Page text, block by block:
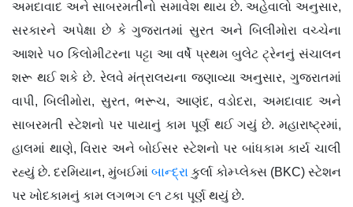
અમદાવાદ અને સાબરમતીનો સમાવેશ થાય છે. અહેવાલો અનુસાર,
સરકારને અપેક્ષા છે કે ગુજરાતમાં સુરત અને બિલીમોરા વચ્ચેના
આશરે ૫૦ કિલોમીટરના પટ્ટા આ વર્ષે પ્રથમ બુલેટ ટ્રેનનું સંચાલન
શરૂ થઈ શકે છે. રેલવે મંત્રાલયના જણાવ્યા અનુસાર, ગુજરાતમાં
વાપી, બિલીમોરા, સુરત, ભરૂચ, આણંદ, વડોદરા, અમદાવાદ અને
સાબરમતી સ્ટેશનો પર પાયાનું કામ પૂર્ણ થઈ ગયું છે. મહારાષ્ટ્રમાં,
હાલમાં થાણે, વિરાર અને બોઈસર સ્ટેશનો પર બાંધકામ કાર્ય ચાલી
રહ્યું છે. દરમિયાન, મુંબઈમાં બાન્દ્રા કુર્લા કોમ્પ્લેક્સ (BKC) સ્ટેશન
પર ખોદકામનું કામ લગભગ ૯૧ ટકા પૂર્ણ થયું છે.